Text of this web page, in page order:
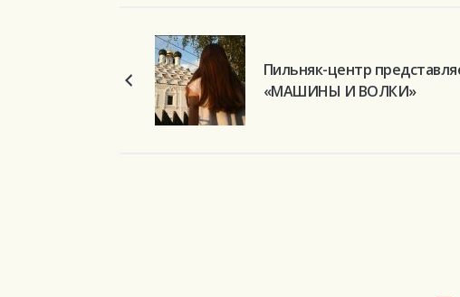
Пильняк-центр
«МАШИНЫ И ВОЛКИ»